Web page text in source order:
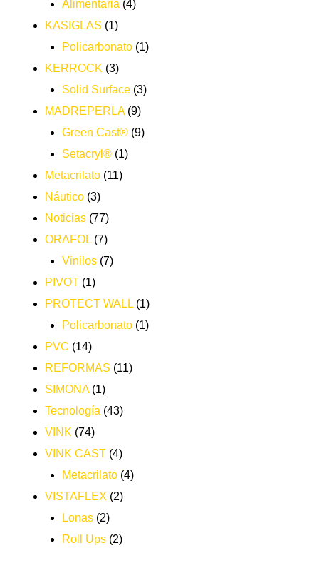
Alimentaria (4)
KASIGLAS (1)
Policarbonato (1)
KERROCK (3)
Solid Surface (3)
MADREPERLA(9)
Green Cast® (9)
Setacryl® (1)
Metacrilato (11)
Náutico (3)
Noticias (77)
ORAFOL(7)
Vinilos (7)
PIVOT (1)
PROTECT WALL(1)
Policarbonato (1)
PVC (14)
REFORMAS (11)
SIMONA(1)
Tecnología (43)
VINK (74)
VINK CAST (4)
Metacrilato (4)
VISTAFLEX (2)
Lonas (2)
Roll Ups (2)